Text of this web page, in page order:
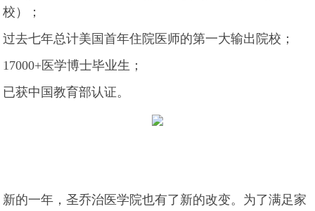
校）；
过去七年总计美国首年住院医师的第一大输出院校；
17000+医学博士毕业生；
已获中国教育部认证。
新的一年，圣乔治医学院也有了新的改变。为了满足家